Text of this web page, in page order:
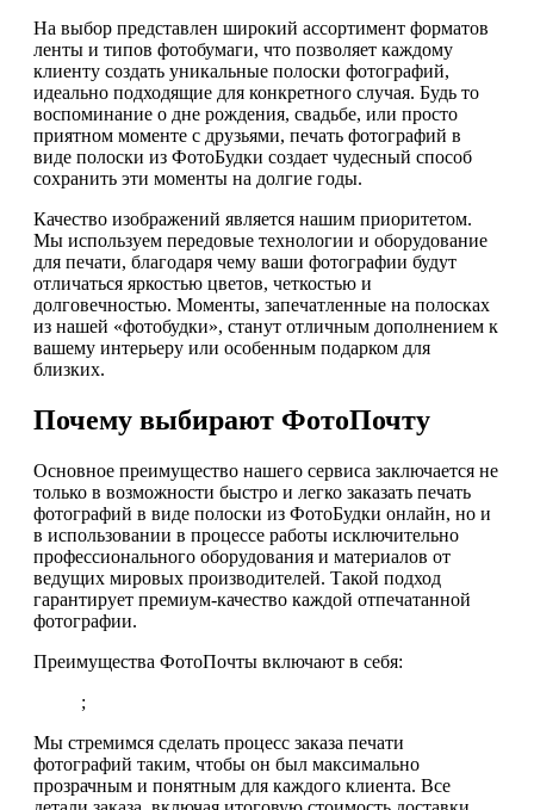
На выбор представлен широкий ассортимент форматов
ленты и типов фотобумаги, что позволяет каждому
клиенту создать уникальные полоски фотографий,
идеально подходящие для конкретного случая. Будь то
воспоминание о дне рождения, свадьбе, или просто
приятном моменте с друзьями, печать фотографий в
виде полоски из ФотоБудки создает чудесный способ
сохранить эти моменты на долгие годы.
Качество изображений является нашим приоритетом.
Мы используем передовые технологии и оборудование
для печати, благодаря чему ваши фотографии будут
отличаться яркостью цветов, четкостью и
долговечностью. Моменты, запечатленные на полосках
из нашей «фотобудки», станут отличным дополнением к
вашему интерьеру или особенным подарком для
близких.
Почему выбирают ФотоПочту
Основное преимущество нашего сервиса заключается не
только в возможности быстро и легко заказать печать
фотографий в виде полоски из ФотоБудки онлайн, но и
в использовании в процессе работы исключительно
профессионального оборудования и материалов от
ведущих мировых производителей. Такой подход
гарантирует премиум-качество каждой отпечатанной
фотографии.
Преимущества ФотоПочты включают в себя:
;
Мы стремимся сделать процесс заказа печати
фотографий таким, чтобы он был максимально
прозрачным и понятным для каждого клиента. Все